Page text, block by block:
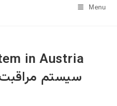
Menu
in Austria
سیستم